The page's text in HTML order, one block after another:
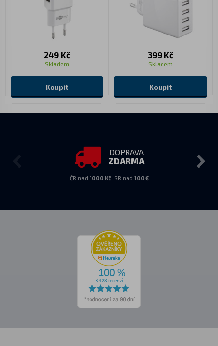
249 Kč
Skladem
Koupit
399 Kč
Skladem
Koupit
DOPRAVA
ZDARMA
ČR nad 1000 Kč, SR nad 100 €